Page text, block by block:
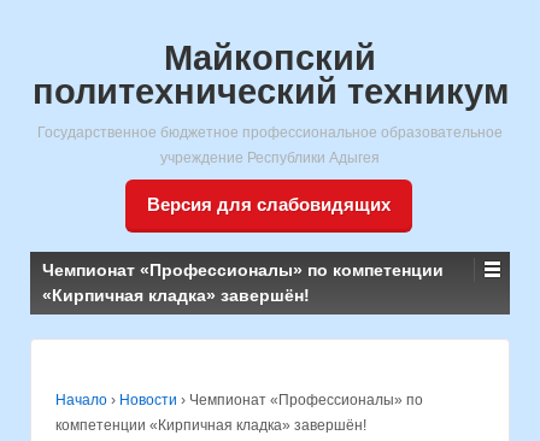
Майкопский
политехнический техникум
Государственное бюджетное профессиональное образовательное
учреждение Республики Адыгея
Версия для слабовидящих
Чемпионат «Профессионалы» по компетенции
«Кирпичная кладка» завершён!
Начало › Новости › Чемпионат «Профессионалы» по
компетенции «Кирпичная кладка» завершён!